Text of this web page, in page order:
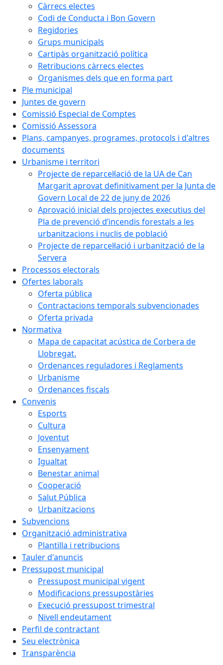
Càrrecs electes
Codi de Conducta i Bon Govern
Regidories
Grups municipals
Cartipàs organització política
Retribucions càrrecs electes
Organismes dels que en forma part
Ple municipal
Juntes de govern
Comissió Especial de Comptes
Comissió Assessora
Plans, campanyes, programes, protocols i d'altres
documents
Urbanisme i territori
Projecte de reparcel·lació de la UA de Can
Margarit aprovat definitivament per la Junta de
Govern Local de 22 de juny de 2026
Aprovació inicial dels projectes executius del
Pla de prevenció d’incendis forestals a les
urbanitzacions i nuclis de població
Projecte de reparcel·lació i urbanització de la
Servera
Processos electorals
Ofertes laborals
Oferta pública
Contractacions temporals subvencionades
Oferta privada
Normativa
Mapa de capacitat acústica de Corbera de
Llobregat.
Ordenances reguladores i Reglaments
Urbanisme
Ordenances fiscals
Convenis
Esports
Cultura
Joventut
Ensenyament
Igualtat
Benestar animal
Cooperació
Salut Pública
Urbanitzacions
Subvencions
Organització administrativa
Plantilla i retribucions
Tauler d'anuncis
Pressupost municipal
Pressupost municipal vigent
Modificacions pressupostàries
Execució pressupost trimestral
Nivell endeutament
Perfil de contractant
Seu electrònica
Transparència